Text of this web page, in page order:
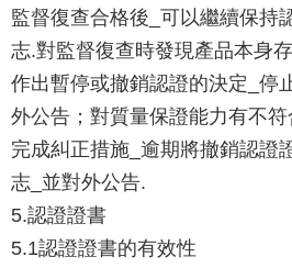
監督復查合格後_可以繼續保持
志.對監督復查時發現產品本身
作出暫停或撤銷認證的決定_停
外公告；對質量保證能力有不
完成糾正措施_逾期將撤銷認證
志_並對外公告.
5.認證證書
5.1認證證書的有效性